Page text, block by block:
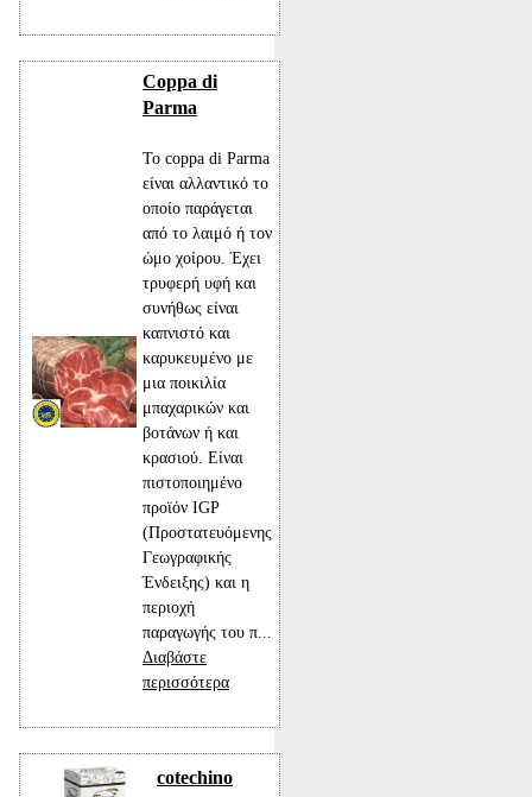
Coppa di
Parma
Το coppa di Parma
είναι αλλαντικό το
οποίο παράγεται
από το λαιμό ή τον
ώμο χοίρου. Έχει
τρυφερή υφή και
συνήθως είναι
καπνιστό και
καρυκευμένο με
μια ποικιλία
μπαχαρικών και
βοτάνων ή και
κρασιού. Είναι
πιστοποιημένο
προϊόν IGP
(Προστατευόμενης
Γεωγραφικής
Ένδειξης) και η
περιοχή
παραγωγής του π...
Διαβάστε
περισσότερα
cotechino